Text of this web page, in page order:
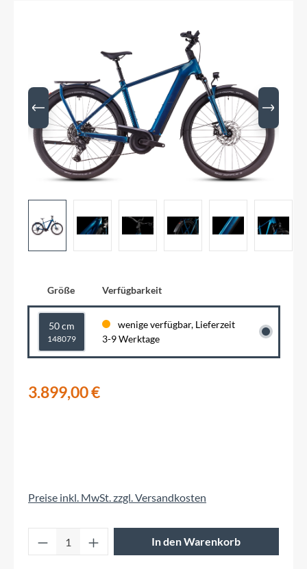
Größe Verfügbarkeit
50 cm
148079
wenige verfügbar, Lieferzeit
3-9 Werktage
3.899,00 €
Preise inkl. MwSt. zzgl. Versandkosten
Produkt Anzahl: Gib den gewünschten
In den Warenkorb